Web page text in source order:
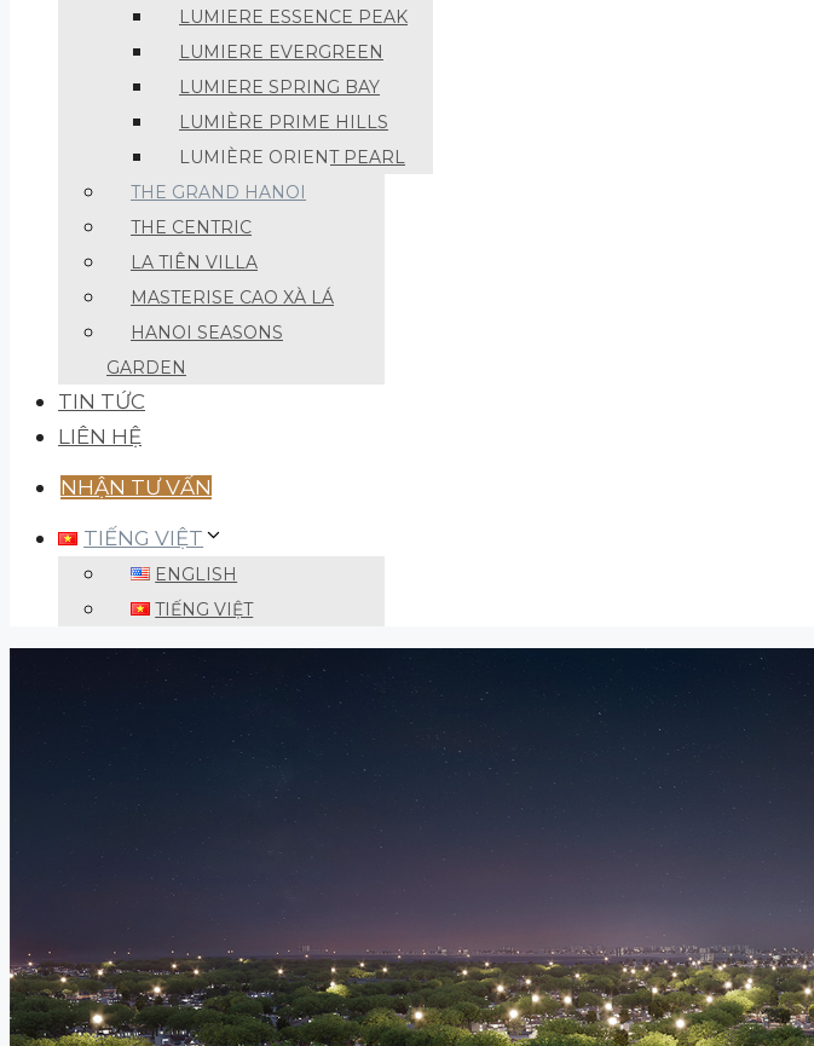
LUMIERE ESSENCE PEAK
LUMIERE EVERGREEN
LUMIERE SPRING BAY
LUMIÈRE PRIME HILLS
LUMIÈRE ORIENT PEARL
THE GRAND HANOI
THE CENTRIC
LA TIÊN VILLA
MASTERISE CAO XÀ LÁ
HANOI SEASONS
GARDEN
TIN TỨC
LIÊN HỆ
NHẬN TƯ VẤN
TIẾNG VIỆT
ENGLISH
TIẾNG VIỆT